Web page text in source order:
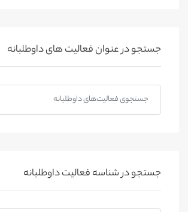
جستجو در عنوان فعالیت های داوطلبانه
جستجو در شناسه فعالیت داوطلبانه